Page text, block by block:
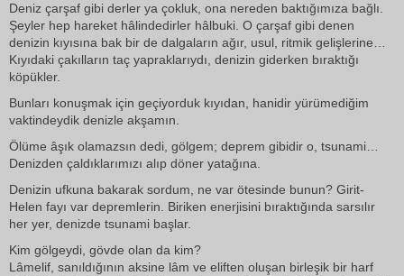
Deniz çarşaf gibi derler ya çokluk, ona nereden baktığımıza bağlı.
Şeyler hep hareket hâlindedirler hâlbuki. O çarşaf gibi denen
denizin kıyısına bak bir de dalgaların ağır, usul, ritmik gelişlerine…
Kıyıdaki çakılların taç yapraklarıydı, denizin giderken bıraktığı
köpükler.
Bunları konuşmak için geçiyorduk kıyıdan, hanidir yürümediğim
vaktindeydik denizle akşamın.
Ölüme âşık olamazsın dedi, gölgem; deprem gibidir o, tsunami…
Denizden çaldıklarımızı alıp döner yatağına.
Denizin ufkuna bakarak sordum, ne var ötesinde bunun? Girit-
Helen fayı var depremlerin. Biriken enerjisini bıraktığında sarsılır
her yer, denizde tsunami başlar.
Kim gölgeydi, gövde olan da kim?
Lâmelif, sanıldığının aksine lâm ve eliften oluşan birleşik bir harf